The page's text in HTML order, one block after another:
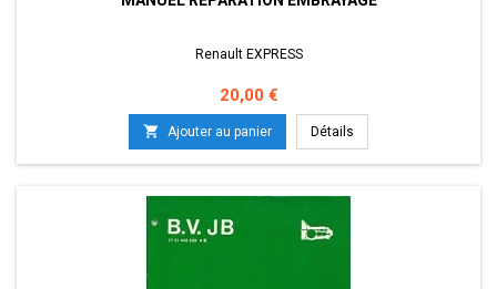
Renault EXPRESS
Prix
20,00 €
 Ajouter au panier Détails